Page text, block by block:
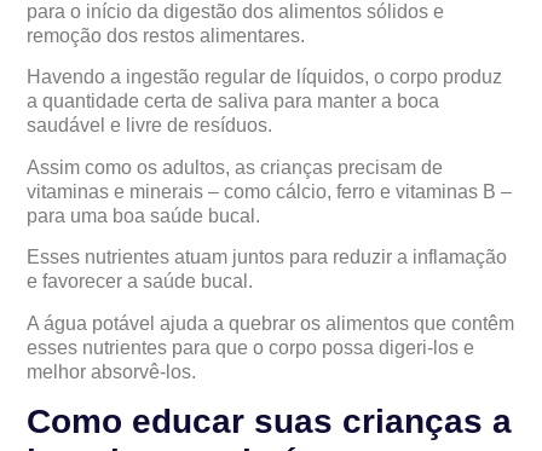
para o início da digestão dos alimentos sólidos e
remoção dos restos alimentares.
Havendo a ingestão regular de líquidos, o corpo produz
a quantidade certa de saliva para manter a boca
saudável e livre de resíduos.
Assim como os adultos, as crianças precisam de
vitaminas e minerais – como cálcio, ferro e vitaminas B –
para uma boa saúde bucal.
Esses nutrientes atuam juntos para reduzir a inflamação
e favorecer a saúde bucal.
A água potável ajuda a quebrar os alimentos que contêm
esses nutrientes para que o corpo possa digeri-los e
melhor absorvê-los.
Como educar suas crianças a